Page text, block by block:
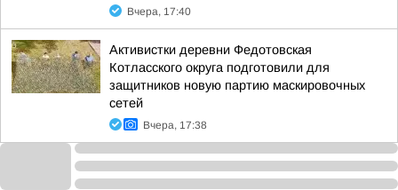
Вчера, 17:40
Активистки деревни Федотовская
Котласского округа подготовили для
защитников новую партию маскировочных
сетей
Вчера, 17:38